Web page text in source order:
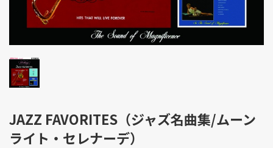
JAZZ FAVORITES（ジャズ名曲集/ムーン
ライト・セレナーデ）